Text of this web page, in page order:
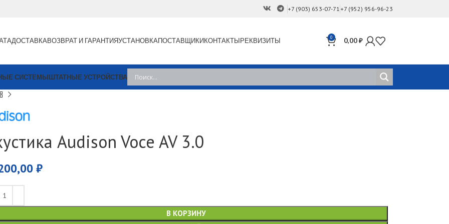
+7 (903) 653-07-71 +7 (952) 956-96-23
ДОСТАВКАВОЗВРАТ И ГАРАНТИЯУСТАНОВКАПОСТАВЩИКИКОНТАКТЫРЕКВИЗИТЫ 0 0,00₽
СИСТЕМЫШТАТНЫЕ УСТРОЙСТВА
Audison Voce AV 3.0
₽
В КОРЗИНУ